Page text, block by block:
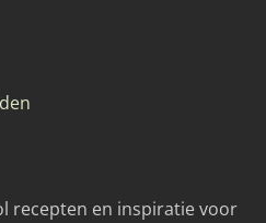
recepten en inspiratie voor